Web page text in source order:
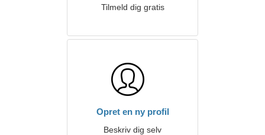
Tilmeld dig gratis
Opret en ny profil
Beskriv dig selv